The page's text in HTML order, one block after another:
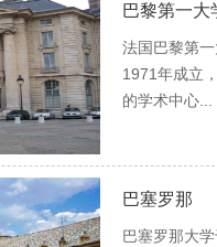
巴黎第一大
法国巴黎第
1971年成立
的学术中心...
巴塞罗那
巴塞罗那大